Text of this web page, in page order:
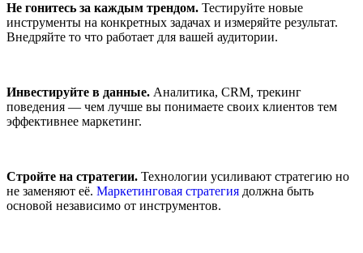
Не гонитесь за каждым трендом. Тестируйте новые
инструменты на конкретных задачах и измеряйте результат.
Внедряйте то что работает для вашей аудитории.
Инвестируйте в данные. Аналитика, CRM, трекинг
поведения — чем лучше вы понимаете своих клиентов тем
эффективнее маркетинг.
Стройте на стратегии. Технологии усиливают стратегию но
не заменяют её. Маркетинговая стратегия должна быть
основой независимо от инструментов.